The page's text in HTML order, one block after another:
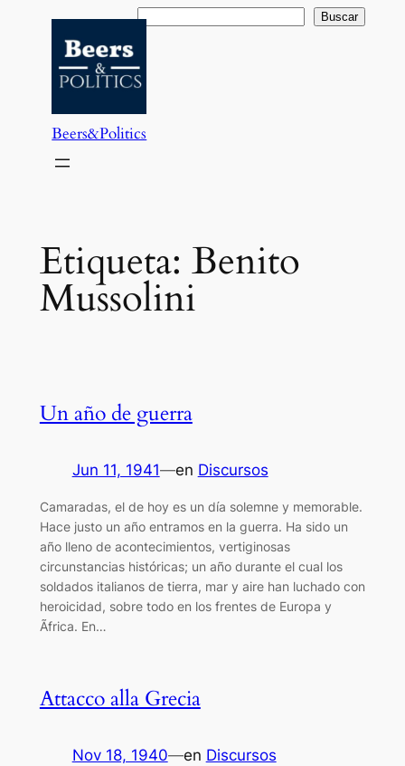
contenido
Buscar Buscar
Beers&Politics
Etiqueta: Benito
Mussolini
Un año de guerra
Jun 11, 1941—en Discursos
Camaradas, el de hoy es un día solemne y memorable.
Hace justo un año entramos en la guerra. Ha sido un
año lleno de acontecimientos, vertiginosas
circunstancias históricas; un año durante el cual los
soldados italianos de tierra, mar y aire han luchado con
heroicidad, sobre todo en los frentes de Europa y
Ãfrica. En…
Attacco alla Grecia
Nov 18, 1940—en Discursos